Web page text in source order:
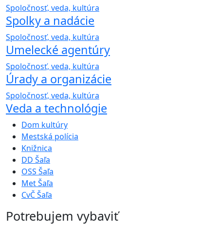
Spoločnosť, veda, kultúra
Spolky a nadácie
Spoločnosť, veda, kultúra
Umelecké agentúry
Spoločnosť, veda, kultúra
Úrady a organizácie
Spoločnosť, veda, kultúra
Veda a technológie
Dom kultúry
Mestská polícia
Knižnica
DD Šaľa
OSS Šaľa
Met Šaľa
CvČ Šaľa
Potrebujem vybaviť